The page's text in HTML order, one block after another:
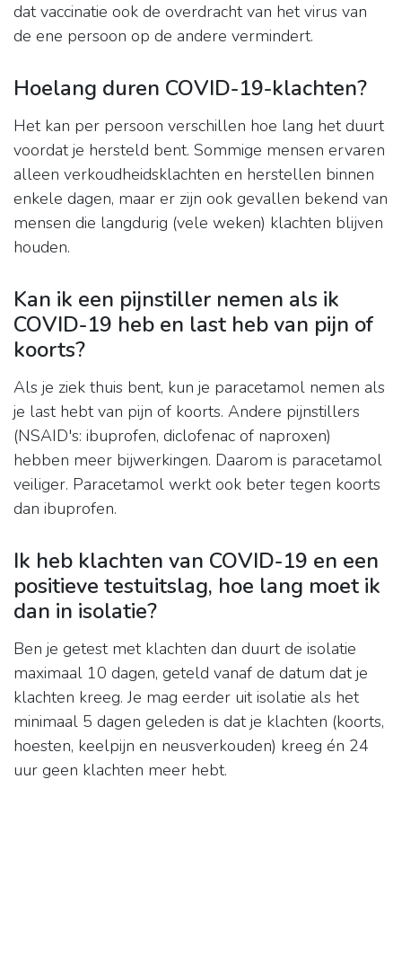
dat vaccinatie ook de overdracht van het virus van
de ene persoon op de andere vermindert.
Hoelang duren COVID-19-klachten?
Het kan per persoon verschillen hoe lang het duurt
voordat je hersteld bent. Sommige mensen ervaren
alleen verkoudheidsklachten en herstellen binnen
enkele dagen, maar er zijn ook gevallen bekend van
mensen die langdurig (vele weken) klachten blijven
houden.
Kan ik een pijnstiller nemen als ik
COVID-19 heb en last heb van pijn of
koorts?
Als je ziek thuis bent, kun je paracetamol nemen als
je last hebt van pijn of koorts. Andere pijnstillers
(NSAID's: ibuprofen, diclofenac of naproxen)
hebben meer bijwerkingen. Daarom is paracetamol
veiliger. Paracetamol werkt ook beter tegen koorts
dan ibuprofen.
Ik heb klachten van COVID-19 en een
positieve testuitslag, hoe lang moet ik
dan in isolatie?
Ben je getest met klachten dan duurt de isolatie
maximaal 10 dagen, geteld vanaf de datum dat je
klachten kreeg. Je mag eerder uit isolatie als het
minimaal 5 dagen geleden is dat je klachten (koorts,
hoesten, keelpijn en neusverkouden) kreeg én 24
uur geen klachten meer hebt.